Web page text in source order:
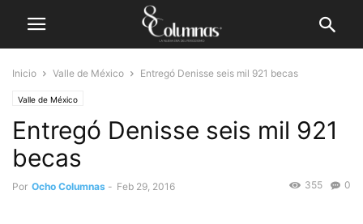
Inicio Valle de México Entregó Denisse seis mil 921 becas
Valle de México
Entregó Denisse seis mil 921
becas
Por Ocho Columnas - Feb 29, 2016 0
355